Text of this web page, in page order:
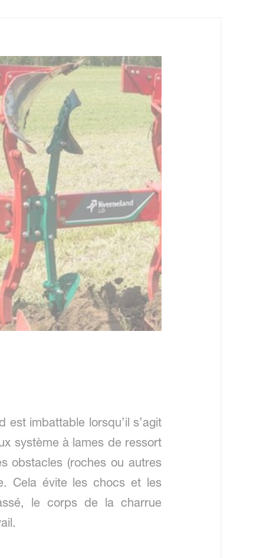
imbattable lorsqu’il s’agit
système à lames de ressort
obstacles (roches ou autres
Cela évite les chocs et les
le corps de la charrue